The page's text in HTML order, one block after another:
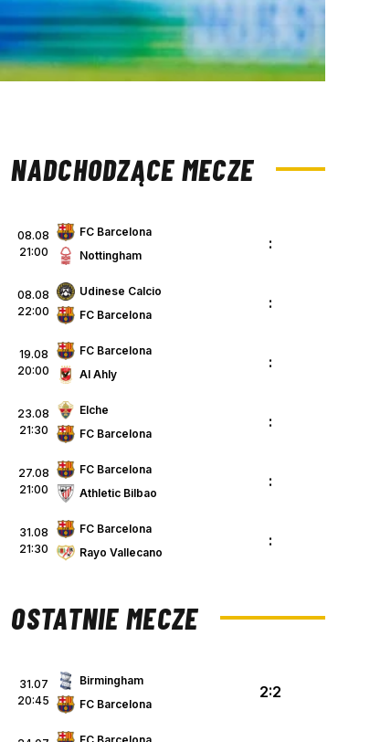
NADCHODZĄCE MECZE
08.08
21:00
FC Barcelona
Nottingham
:
08.08
22:00
Udinese Calcio
FC Barcelona
:
19.08
20:00
FC Barcelona
Al Ahly
:
23.08
21:30
Elche
FC Barcelona
:
27.08
21:00
FC Barcelona
Athletic Bilbao
:
31.08
21:30
FC Barcelona
Rayo Vallecano
:
OSTATNIE MECZE
31.07
20:45
Birmingham
FC Barcelona
2:2